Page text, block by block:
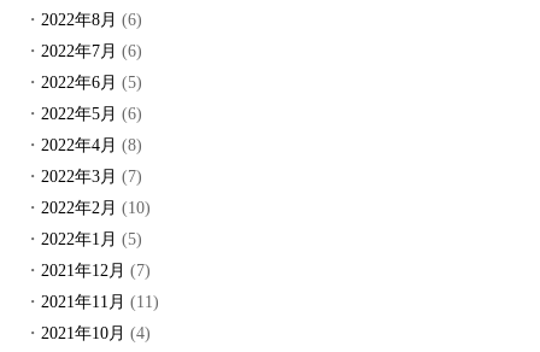
2022年8月 (6)
2022年7月 (6)
2022年6月 (5)
2022年5月 (6)
2022年4月 (8)
2022年3月 (7)
2022年2月 (10)
2022年1月 (5)
2021年12月 (7)
2021年11月 (11)
2021年10月 (4)